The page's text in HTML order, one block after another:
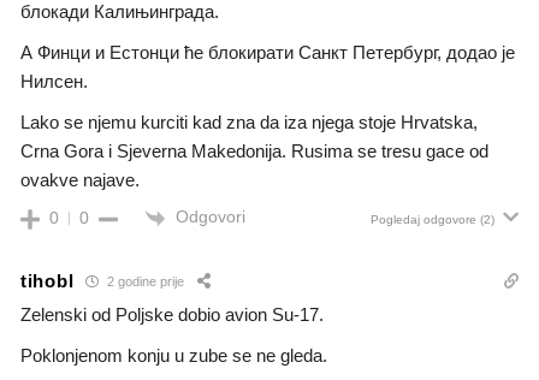
блокади Калињинграда.
А Финци и Естонци ће блокирати Санкт Петербург, додао је
Нилсен.
Lako se njemu kurciti kad zna da iza njega stoje Hrvatska,
Crna Gora i Sjeverna Makedonija. Rusima se tresu gace od
ovakve najave.
0 0 Odgovori Pogledaj odgovore (2)
tihobl 2 godine prije
Zelenski od Poljske dobio avion Su-17.
Poklonjenom konju u zube se ne gleda.